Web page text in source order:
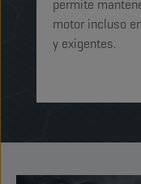
permite
motor incluso
y exigentes.